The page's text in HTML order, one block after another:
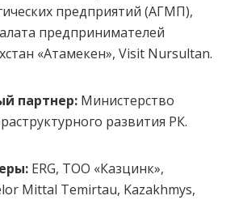
предприятий (АГМП),
предпринимателей
«Атамекен», Visit Nursultan.
партнер: Министерство
развития РК.
ERG, ТОО «Казцинк»,
Mittal Temirtau, Kazakhmys,